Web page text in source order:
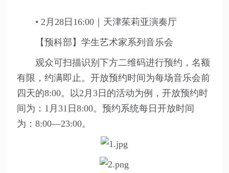
• 2月28日16:00｜天津茱莉亚演奏厅
【预科部】学生艺术家系列音乐会
观众可扫描识别下方二维码进行预约，名额
有限，约满即止。开放预约时间为每场音乐会前
四天的8:00。以2月3日的活动为例，开放预约时
间为：1月31日8:00。预约系统每日开放时间
为：8:00—23:00。